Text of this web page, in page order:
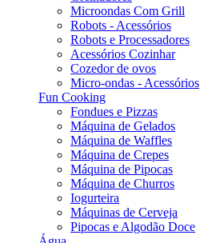
Microondas Com Grill
Robots - Acessórios
Robots e Processadores
Acessórios Cozinhar
Cozedor de ovos
Micro-ondas - Acessórios
Fun Cooking
Fondues e Pizzas
Máquina de Gelados
Máquina de Waffles
Máquina de Crepes
Máquina de Pipocas
Máquina de Churros
Iogurteira
Máquinas de Cerveja
Pipocas e Algodão Doce